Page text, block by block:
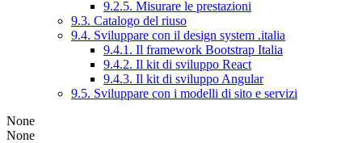
9.2.5. Misurare le prestazioni
9.3. Catalogo del riuso
9.4. Sviluppare con il design system .italia
9.4.1. Il framework Bootstrap Italia
9.4.2. Il kit di sviluppo React
9.4.3. Il kit di sviluppo Angular
9.5. Sviluppare con i modelli di sito e servizi
None
None